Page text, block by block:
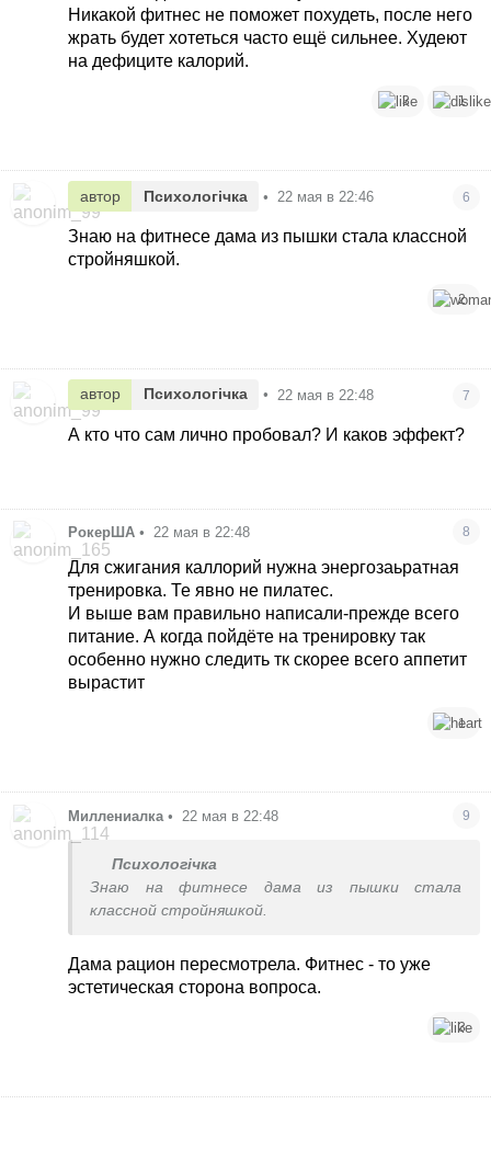
Никакой фитнес не поможет похудеть, после него
жрать будет хотеться часто ещё сильнее. Худеют
на дефиците калорий.
3 1
автор Психологічка • 22 мая в 22:46 6
Знаю на фитнесе дама из пышки стала классной
стройняшкой.
2
автор Психологічка • 22 мая в 22:48 7
А кто что сам лично пробовал? И каков эффект?
РокерША • 22 мая в 22:48 8
Для сжигания каллорий нужна энергозаьратная
тренировка. Те явно не пилатес.
И выше вам правильно написали-прежде всего
питание. А когда пойдёте на тренировку так
особенно нужно следить тк скорее всего аппетит
вырастит
1
Миллениалка • 22 мая в 22:48 9
Психологічка
Знаю на фитнесе дама из пышки стала
классной стройняшкой.
Дама рацион пересмотрела. Фитнес - то уже
эстетическая сторона вопроса.
3